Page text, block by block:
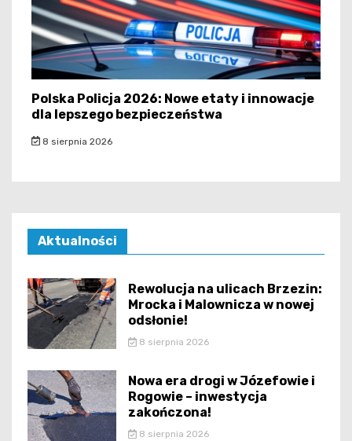
Polska Policja 2026: Nowe etaty i innowacje
dla lepszego bezpieczeństwa
8 sierpnia 2026
Aktualności
Rewolucja na ulicach Brzezin:
Mrocka i Malownicza w nowej
odsłonie!
8 sierpnia 2026
Nowa era drogi w Józefowie i
Rogowie – inwestycja
zakończona!
8 sierpnia 2026